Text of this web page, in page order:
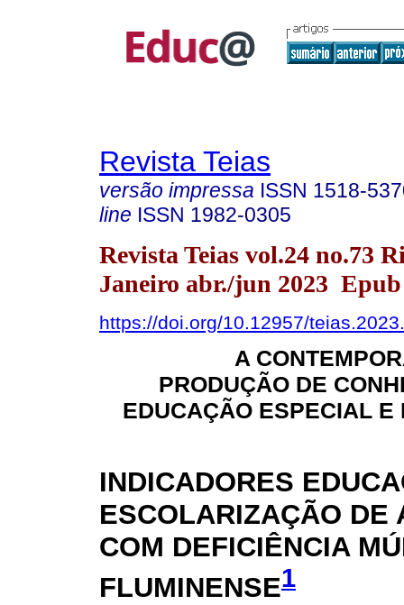
Revista Teias
versão impressa ISSN 1518-
line ISSN 1982-0305
Revista Teias vol.24 no.73
Janeiro abr./jun 2023 Epub
https://doi.org/10.12957/
A
PRODUÇÃO DE
EDUCAÇÃO ESPECIAL E
INDICADORES
ESCOLARIZAÇÃO DE
COM DEFICIÊNCIA
FLUMINENSE1